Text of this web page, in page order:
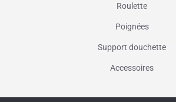
Roulette
Poignées
Support douchette
Accessoires